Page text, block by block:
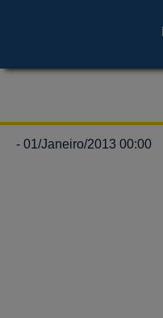
- 01/Janeiro/2013 00:00